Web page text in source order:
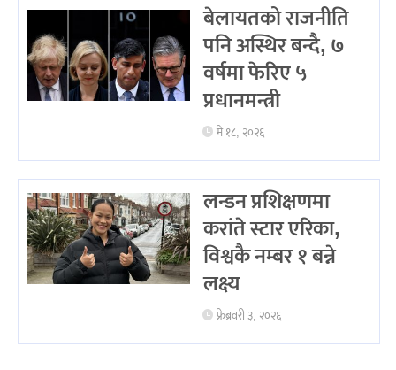
बेलायतको राजनीति
पनि अस्थिर बन्दै, ७
वर्षमा फेरिए ५
प्रधानमन्त्री
मे १८, २०२६
लन्डन प्रशिक्षणमा
करांते स्टार एरिका,
विश्वकै नम्बर १ बन्ने
लक्ष्य
फ्रेब्रवरी ३, २०२६